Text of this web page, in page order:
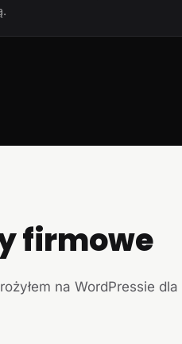
firmowe
na WordPressie dla